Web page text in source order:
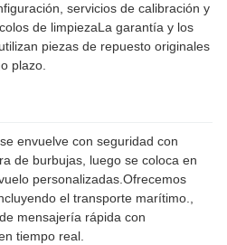
servicios de calibración y
de limpiezaLa garantía y los
piezas de repuesto originales
plazo.
envuelve con seguridad con
de burbujas, luego se coloca en
personalizadas.Ofrecemos
el transporte marítimo.,
mensajería rápida con
tiempo real.